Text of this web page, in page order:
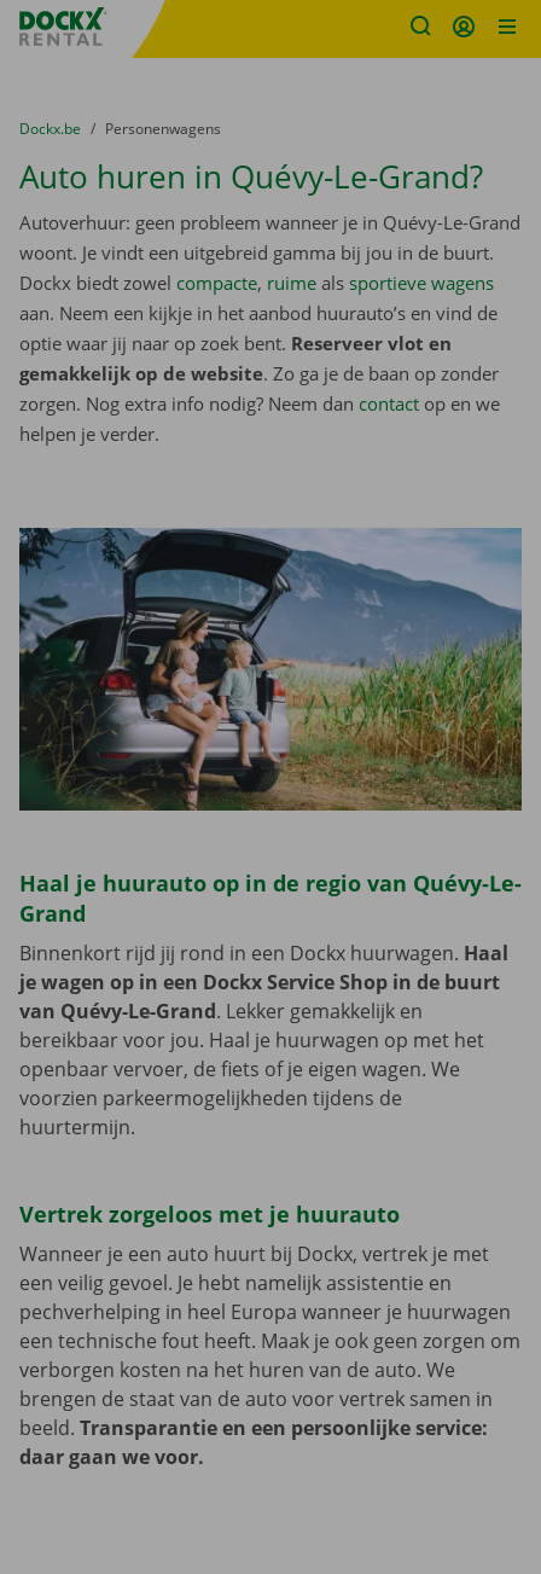
Fratello DEMO
U bevindt zich hier:
van
Dockx.be naar
Personenwagens
Auto huren in Quévy-Le-Grand?
Autoverhuur: geen probleem wanneer je in Quévy-Le-Grand
woont. Je vindt een uitgebreid gamma bij jou in de buurt.
Dockx biedt zowel compacte, ruime als sportieve wagens
aan. Neem een kijkje in het aanbod huurauto’s en vind de
optie waar jij naar op zoek bent. Reserveer vlot en
gemakkelijk op de website. Zo ga je de baan op zonder
zorgen. Nog extra info nodig? Neem dan contact op en we
helpen je verder.
Haal je huurauto op in de regio van Quévy-Le-
Grand
Binnenkort rijd jij rond in een Dockx huurwagen. Haal
je wagen op in een Dockx Service Shop in de buurt
van Quévy-Le-Grand. Lekker gemakkelijk en
bereikbaar voor jou. Haal je huurwagen op met het
openbaar vervoer, de fiets of je eigen wagen. We
voorzien parkeermogelijkheden tijdens de
huurtermijn.
Vertrek zorgeloos met je huurauto
Wanneer je een auto huurt bij Dockx, vertrek je met
een veilig gevoel. Je hebt namelijk assistentie en
pechverhelping in heel Europa wanneer je huurwagen
een technische fout heeft. Maak je ook geen zorgen om
verborgen kosten na het huren van de auto. We
brengen de staat van de auto voor vertrek samen in
beeld. Transparantie en een persoonlijke service:
daar gaan we voor.